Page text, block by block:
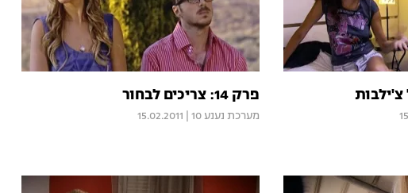
פרק 14: צריכים לבחור
מערכת נענע 10 15.02.2011